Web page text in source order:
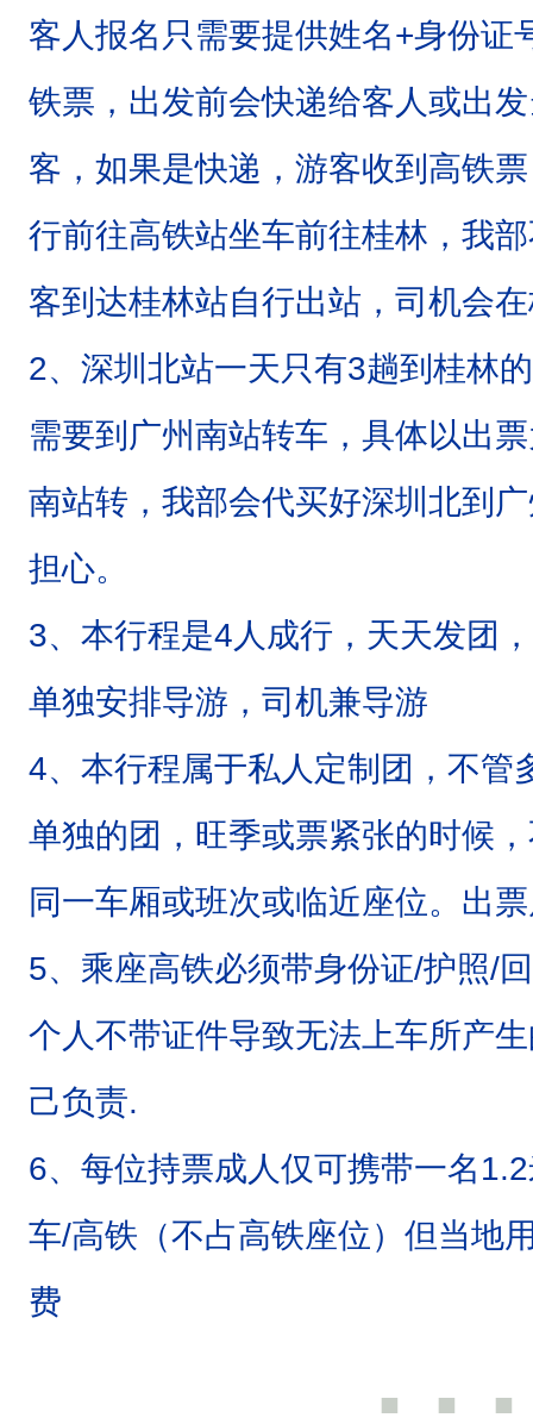
客人报名只需要提供姓名+身份证
铁票，出发前会快递给客人或出
客，如果是快递，游客收到高铁
行前往高铁站坐车前往桂林，我
客到达桂林站自行出站，司机会
2、深圳北站一天只有3趟到桂林
需要到广州南站转车，具体以出
南站转，我部会代买好深圳北到
担心。
3、本行程是4人成行，天天发团
单独安排导游，司机兼导游
4、本行程属于私人定制团，不管
单独的团，旺季或票紧张的时候
同一车厢或班次或临近座位。出
5、乘座高铁必须带身份证/护照/
个人不带证件导致无法上车所产
己负责.
6、每位持票成人仅可携带一名
车/高铁（不占高铁座位）但当地
费
■ ■ ■